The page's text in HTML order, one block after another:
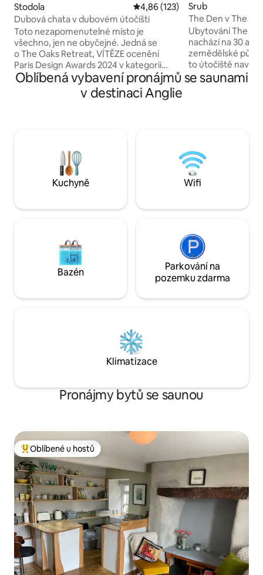
Stodola Průměrné hodnocení 4,86 z 5,
4,86 (123)
Dubová chata v dubovém útočišti
Toto nezapomenutelné místo je
všechno, jen ne obyčejné. Jedná se
o The Oaks Retreat, VÍTĚZE ocenění
Paris Design Awards 2024 v kategorii
„Nejlepší interiér v oblasti pohostinství“,
architektonicky inspirované ubytování
na Airbnb v lese, které se nachází
materiálem. Abyste je plně ocenili,
musíte je vidět na vlastní oči. Naše
wellness zóna je vybavena saunou na
dřevo, studenou ponořovací vanou
Srub
The Den v The
Ubytování The
nachází na 30
zemědělské půdy
to útočiště
zpomalit,
spojit s přírodou,
se pohodlně
okamžik zve k
hlubšímu
života
Oblíbená vybavení pronájmů se saunami
v destinaci Anglie
Kuchyně Wifi
Bazén
Parkování na
pozemku zdarma
Klimatizace
Pronájmy bytů se saunou
Nejlepší v kategorii Oblíbené u hostů
Oblíbené u hostů